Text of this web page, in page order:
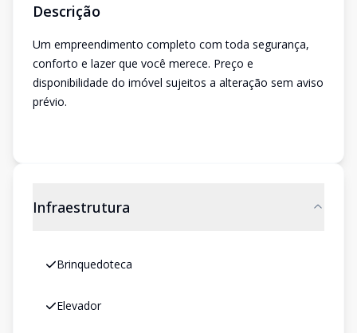
Descrição
Um empreendimento completo com toda segurança,
conforto e lazer que você merece. Preço e
disponibilidade do imóvel sujeitos a alteração sem aviso
prévio.
Infraestrutura
Brinquedoteca
Elevador